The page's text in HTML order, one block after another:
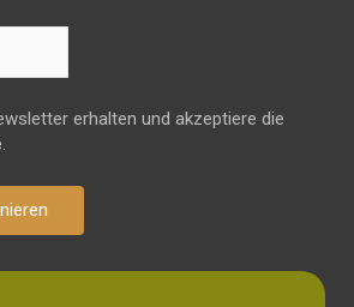
erhalten und akzeptiere die